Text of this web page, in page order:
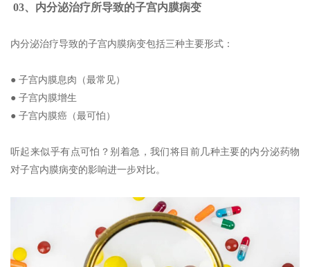
03、内分泌治疗所导致的子宫内膜病变
内分泌治疗导致的子宫内膜病变包括三种主要形式：
● 子宫内膜息肉（最常见）
● 子宫内膜增生
● 子宫内膜癌（最可怕）
听起来似乎有点可怕？别着急，我们将目前几种主要的内分泌药物
对子宫内膜病变的影响进一步对比。